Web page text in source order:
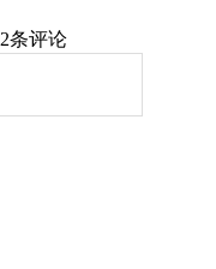
2条评论